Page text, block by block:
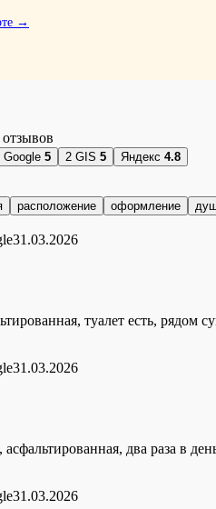
→
Google 5 2 GIS 5 Яндекс 4.8
расположение оформление
31.03.2026
туалет есть, рядом
31.03.2026
асфальтированная, два раза в
31.03.2026